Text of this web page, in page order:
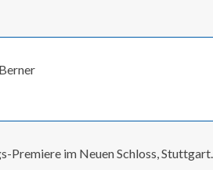
Premiere im Neuen Schloss, Stuttgart.